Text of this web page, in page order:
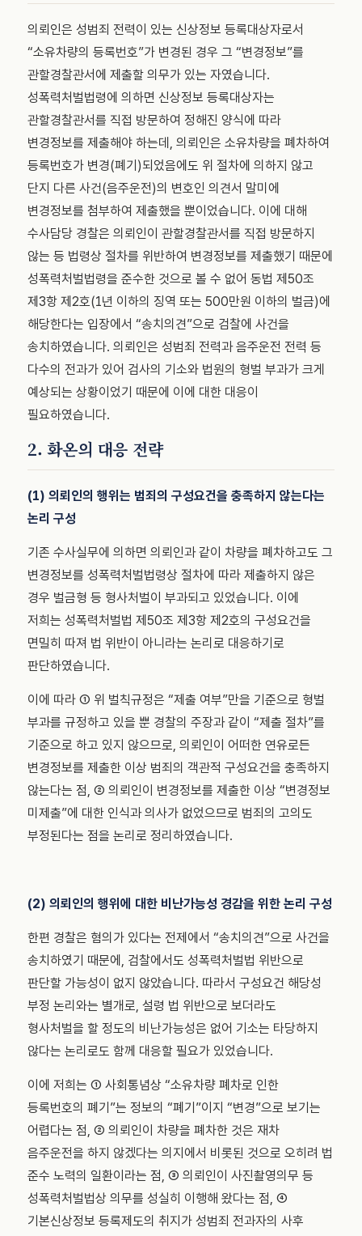
의뢰인은 성범죄 전력이 있는 신상정보 등록대상자로서
“소유차량의 등록번호”가 변경된 경우 그 “변경정보”를
관할경찰관서에 제출할 의무가 있는 자였습니다.
성폭력처벌법령에 의하면 신상정보 등록대상자는
관할경찰관서를 직접 방문하여 정해진 양식에 따라
변경정보를 제출해야 하는데, 의뢰인은 소유차량을 폐차하여
등록번호가 변경(폐기)되었음에도 위 절차에 의하지 않고
단지 다른 사건(음주운전)의 변호인 의견서 말미에
변경정보를 첨부하여 제출했을 뿐이었습니다. 이에 대해
수사담당 경찰은 의뢰인이 관할경찰관서를 직접 방문하지
않는 등 법령상 절차를 위반하여 변경정보를 제출했기 때문에
성폭력처벌법령을 준수한 것으로 볼 수 없어 동법 제50조
제3항 제2호(1년 이하의 징역 또는 500만원 이하의 벌금)에
해당한다는 입장에서 “송치의견”으로 검찰에 사건을
송치하였습니다. 의뢰인은 성범죄 전력과 음주운전 전력 등
다수의 전과가 있어 검사의 기소와 법원의 형벌 부과가 크게
예상되는 상황이었기 때문에 이에 대한 대응이
필요하였습니다.
2. 화온의 대응 전략
(1) 의뢰인의 행위는 범죄의 구성요건을 충족하지 않는다는
논리 구성
기존 수사실무에 의하면 의뢰인과 같이 차량을 폐차하고도 그
변경정보를 성폭력처벌법령상 절차에 따라 제출하지 않은
경우 벌금형 등 형사처벌이 부과되고 있었습니다. 이에
저희는 성폭력처벌법 제50조 제3항 제2호의 구성요건을
면밀히 따져 법 위반이 아니라는 논리로 대응하기로
판단하였습니다.
이에 따라 ① 위 벌칙규정은 “제출 여부”만을 기준으로 형벌
부과를 규정하고 있을 뿐 경찰의 주장과 같이 “제출 절차”를
기준으로 하고 있지 않으므로, 의뢰인이 어떠한 연유로든
변경정보를 제출한 이상 범죄의 객관적 구성요건을 충족하지
않는다는 점, ② 의뢰인이 변경정보를 제출한 이상 “변경정보
미제출”에 대한 인식과 의사가 없었으므로 범죄의 고의도
부정된다는 점을 논리로 정리하였습니다.
(2) 의뢰인의 행위에 대한 비난가능성 경감을 위한 논리 구성
한편 경찰은 혐의가 있다는 전제에서 “송치의견”으로 사건을
송치하였기 때문에, 검찰에서도 성폭력처벌법 위반으로
판단할 가능성이 없지 않았습니다. 따라서 구성요건 해당성
부정 논리와는 별개로, 설령 법 위반으로 보더라도
형사처벌을 할 정도의 비난가능성은 없어 기소는 타당하지
않다는 논리로도 함께 대응할 필요가 있었습니다.
이에 저희는 ① 사회통념상 “소유차량 폐차로 인한
등록번호의 폐기”는 정보의 “폐기”이지 “변경”으로 보기는
어렵다는 점, ② 의뢰인이 차량을 폐차한 것은 재차
음주운전을 하지 않겠다는 의지에서 비롯된 것으로 오히려 법
준수 노력의 일환이라는 점, ③ 의뢰인이 사진촬영의무 등
성폭력처벌법상 의무를 성실히 이행해 왔다는 점, ④
기본신상정보 등록제도의 취지가 성범죄 전과자의 사후